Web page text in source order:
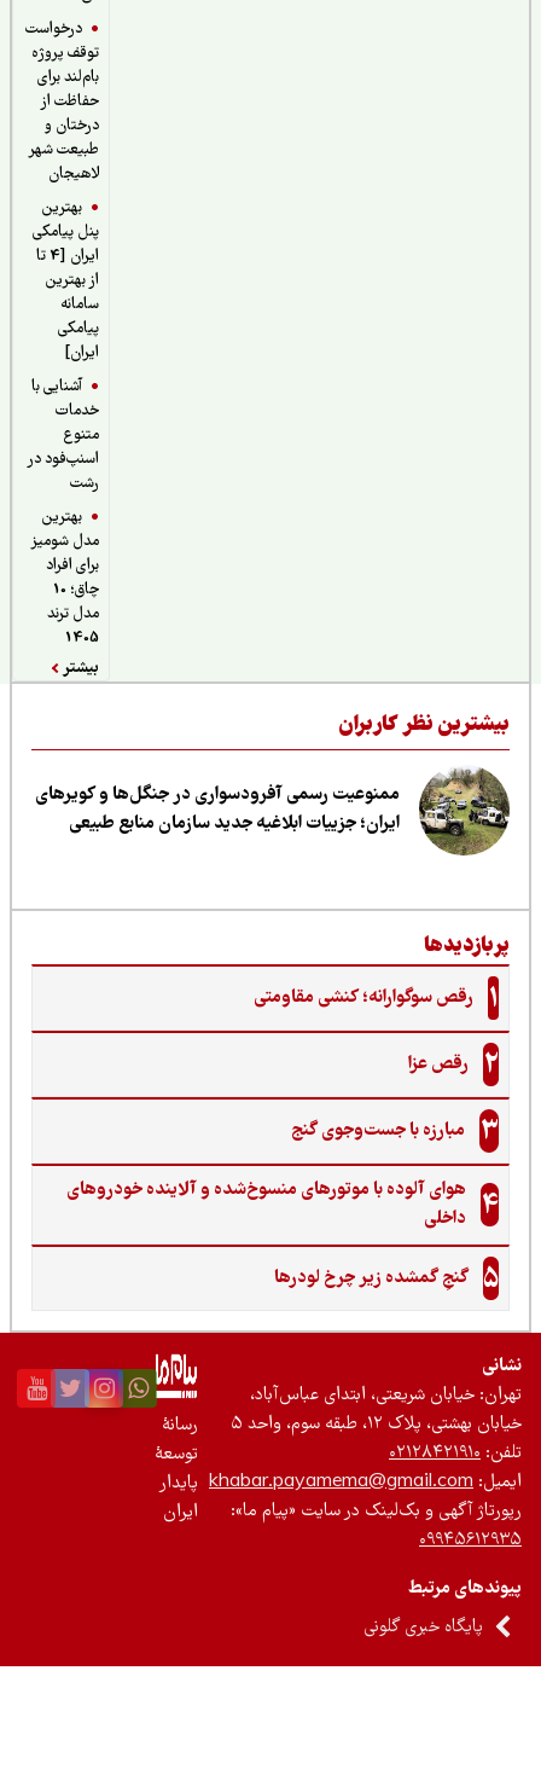
درخواست
توقف پروژه
بام‌لند برای
حفاظت از
درختان و
طبیعت شهر
لاهیجان
بهترین
پنل پیامکی
ایران [4 تا
از بهترین
سامانه
پیامکی
آشنایی با
خدمات
اسنپ‌فود در
بهترین
مدل شومیز
برای افراد
چاق؛ 10
مدل ترند
نظر کاربران
ممنوعیت رسمی آفرودسواری در جنگل‌ها و کویرهای
ایران؛ جزییات ابلاغیه جدید سازمان منابع طبیعی
رقص سوگوارانه؛ کنشی مقاومتی
رقص عزا
مبارزه با جست‌وجوی گنج‌
هوای آلوده با موتورهای منسوخ‌شده و آلاینده خودروهای
داخلی
گنجِ گمشده زیر چرخ لودرها
خیابان شریعتی، ابتدای عباس‌آباد،
بهشتی، پلاک ۱۲، طبقه سوم، واحد ۵
۰۲۱۲۸۴۲۱۹۱۰
khabar.payamema@gmail.com
آگهی و بک‌لینک در سایت «پیام ما»:
مرتبط
پایگاه خبری گلونی
رسانۀ
توسعۀ
پایدار
ایران